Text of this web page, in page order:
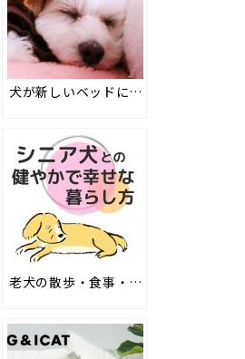
犬が新しいベッドに入らない理由と解決方法・おすすめベッドの選び方も #114
老犬の散歩・食事・お手入れのコツ・いつまでも元気でいる方法ーシニア犬との暮らしー #167